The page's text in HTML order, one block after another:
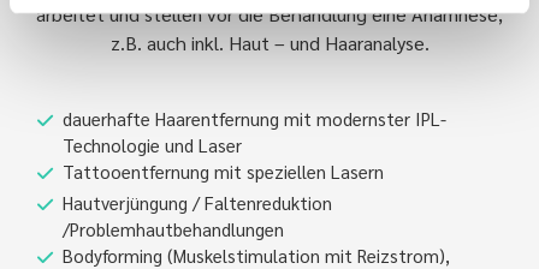
arbeitet und stellen vor die Behandlung eine Anamnese,
z.B. auch inkl. Haut – und Haaranalyse.
dauerhafte Haarentfernung mit modernster IPL-
Technologie und Laser
Tattooentfernung mit speziellen Lasern
Hautverjüngung / Faltenreduktion
/Problemhautbehandlungen
Bodyforming (Muskelstimulation mit Reizstrom),